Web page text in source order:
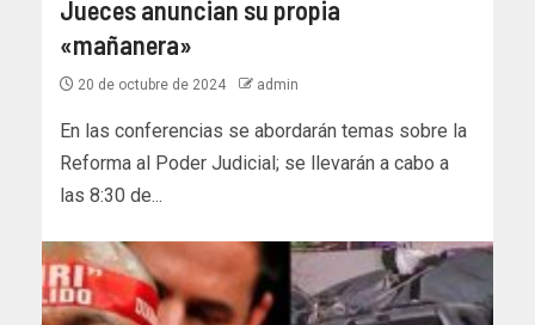
Jueces anuncian su propia
«mañanera»
20 de octubre de 2024 admin
En las conferencias se abordarán temas sobre la
Reforma al Poder Judicial; se llevarán a cabo a
las 8:30 de...